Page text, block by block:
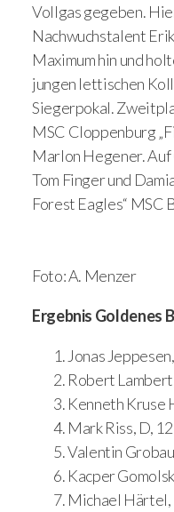
Vollgas gegeben.
Nachwuchstalent
Maximum hin und
jungen lettischen
Siegerpokal.
MSC Cloppenburg
Marlon Hegener.
Tom Finger und
Forest Eagles“ MSC
Foto: A. Menzer
Ergebnis Goldenes
Jonas
Robert
Kenneth Kruse
Mark Riss, D,
Valentin
Kacper
Michael Härtel,